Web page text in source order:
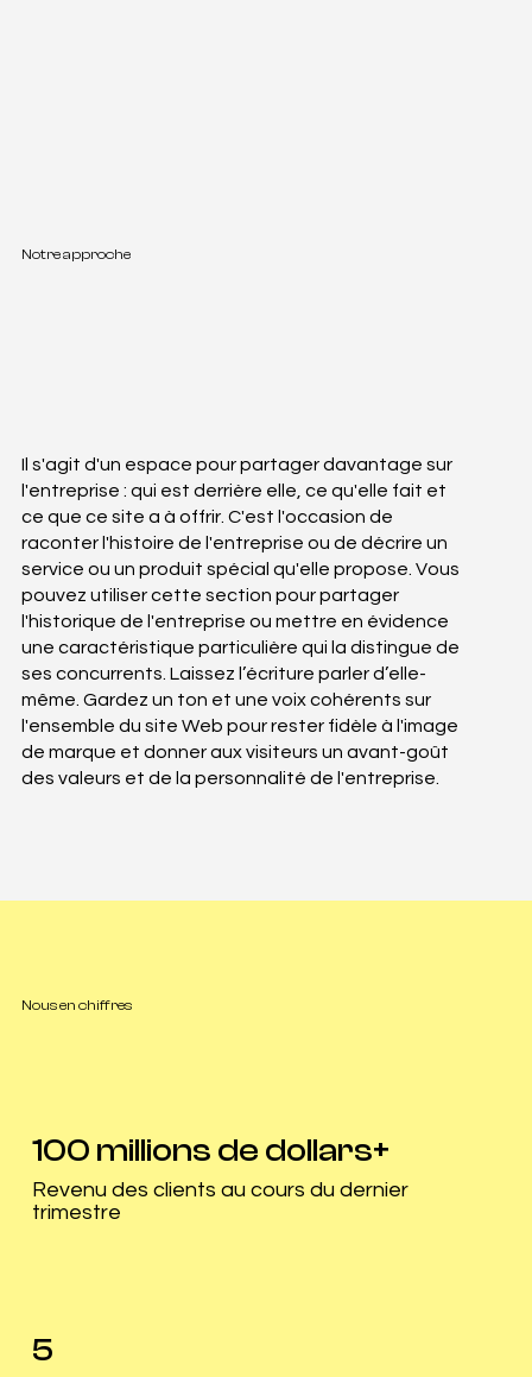
Notre approche
Il s'agit d'un espace pour partager davantage sur
l'entreprise : qui est derrière elle, ce qu'elle fait et
ce que ce site a à offrir. C'est l'occasion de
raconter l'histoire de l'entreprise ou de décrire un
service ou un produit spécial qu'elle propose. Vous
pouvez utiliser cette section pour partager
l'historique de l'entreprise ou mettre en évidence
une caractéristique particulière qui la distingue de
ses concurrents. Laissez l’écriture parler d’elle-
même. Gardez un ton et une voix cohérents sur
l'ensemble du site Web pour rester fidèle à l'image
de marque et donner aux visiteurs un avant-goût
des valeurs et de la personnalité de l'entreprise.
Nous en chiffres
100 millions de dollars+
Revenu des clients au cours du dernier
trimestre
5